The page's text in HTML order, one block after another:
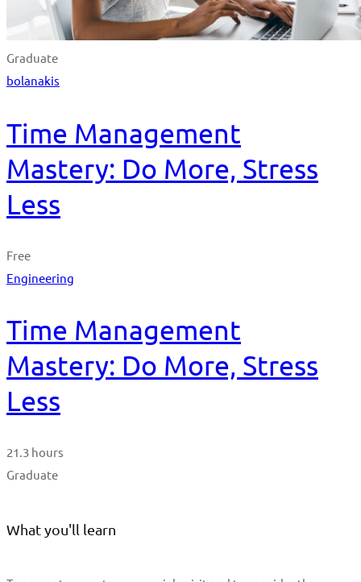
Graduate
bolanakis
Time Management
Mastery: Do More, Stress
Less
Free
Engineering
Time Management
Mastery: Do More, Stress
Less
21.3 hours
Graduate
What you'll learn